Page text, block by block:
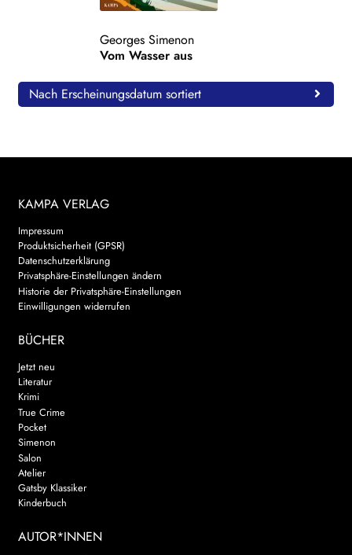
Search:
Georges Simenon
Vom Wasser aus
Nach Erscheinungsdatum sortiert
KAMPA VERLAG
Impressum
Produktsicherheit (GPSR)
Datenschutzerklärung
Privatsphäre-Einstellungen ändern
Historie der Privatsphäre-Einstellungen
Einwilligungen widerrufen
BÜCHER
Jetzt neu
Literatur
Krimi
True Crime
Pocket
Simenon
Salon
Atelier
Gatsby Klassiker
Kinderbuch
AUTOR*INNEN